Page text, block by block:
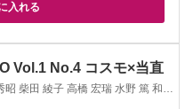
入れる
Vol.1 No.4 コスモ×当直
昭 柴田 綾子 高橋 宏瑞 水野 篤 和足